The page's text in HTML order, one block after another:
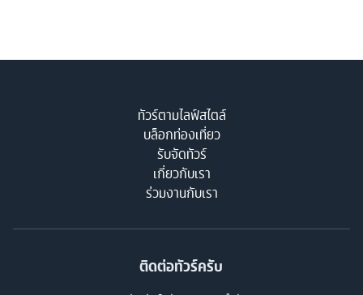
ทัวร์ตามไลฟ์สไตล์
บล็อกท่องเที่ยว
รับจัดทัวร์
เกี่ยวกับเรา
ร่วมงานกับเรา
ติดต่อทัวร์ครับ